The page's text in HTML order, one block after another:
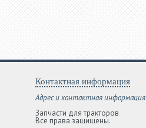
Контактная информация
Адрес и контактная информация
Запчасти для тракторов
Все права защищены.